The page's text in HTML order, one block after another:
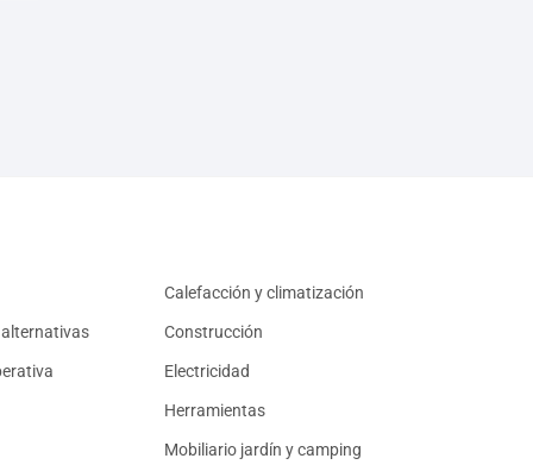
Calefacción y climatización
alternativas Construcción
Electricidad
Herramientas
Mobiliario jardín y camping